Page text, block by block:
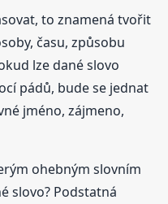
to znamená tvořit
času, způsobu
lze dané slovo
pádů, bude se jednat
jméno, zájmeno,
ohebným slovním
slovo? Podstatná